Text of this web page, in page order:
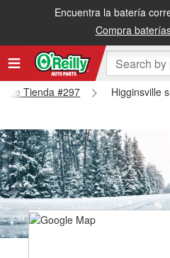
Encuentra la batería
Compra
Tienda #297
Higginsville